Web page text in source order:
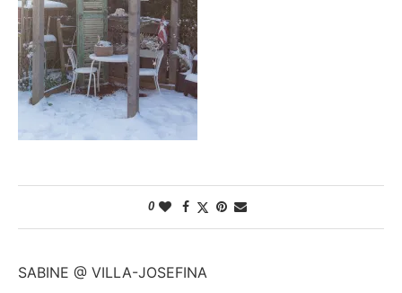
0
SABINE @ VILLA-JOSEFINA